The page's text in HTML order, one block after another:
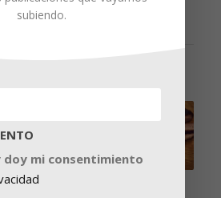
Continúa leyendoCocinando un
Angus sous
de las
USA
que nos ha
subiendo.
doy mi consentimiento